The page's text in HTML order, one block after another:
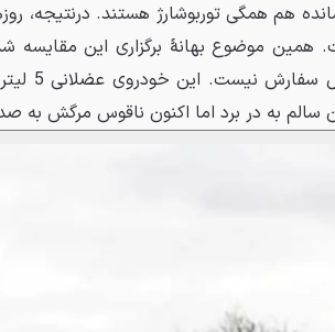
سالم به در برد اما اکنون ناقوس مرگش به